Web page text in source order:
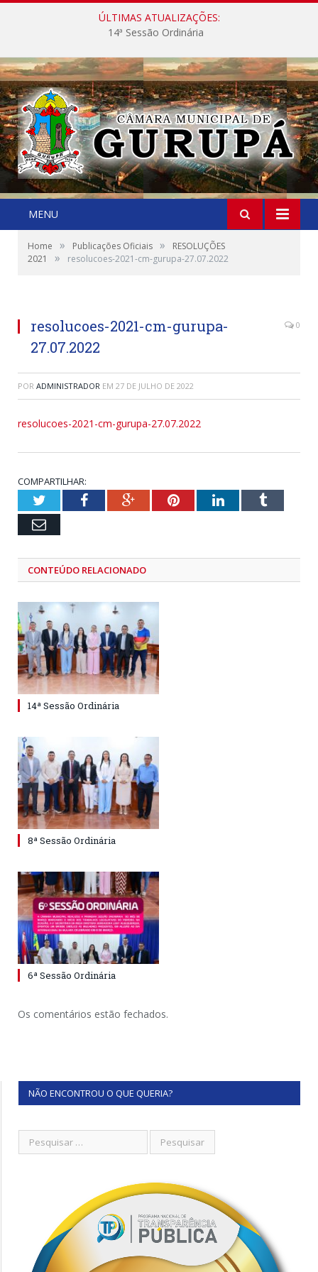
ÚLTIMAS ATUALIZAÇÕES:
14ª Sessão Ordinária
MENU
Home » Publicações Oficiais »
RESOLUÇÕES
2021
» resolucoes-2021-cm-gurupa-27.07.2022
resolucoes-2021-cm-gurupa-
27.07.2022
0
POR ADMINISTRADOR EM 27 DE JULHO DE 2022
resolucoes-2021-cm-gurupa-27.07.2022
COMPARTILHAR:
TwitterFacebookGoogle+PinterestLinkedInTumblr
Email
CONTEÚDO RELACIONADO
14ª Sessão Ordinária
8ª Sessão Ordinária
6ª Sessão Ordinária
Os comentários estão fechados.
NÃO ENCONTROU O QUE QUERIA?